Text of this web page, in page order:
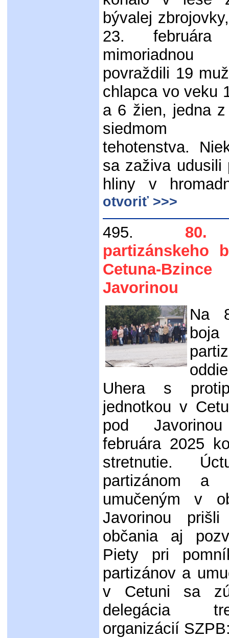
bývalej
23.
mimoriadnou
povraždili 19
chlapca vo veku
a 6 žien, jedna
siedmom
tehotenstva.
sa zaživa udusili
hliny v
otvoriť >>>
495.
80.
partizánskeho
Cetuna-
Javorinou
Na
Uhera s
jednotkou v
pod
februára 2025
stretnutie.
partizánom a
umučeným v
Javorinou
občania aj
Piety pri
partizánov a
v Cetuni sa
delegácia
organizácií